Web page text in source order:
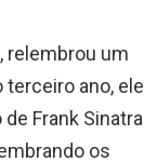
relembrou um
ano, ele
Frank Sinatra
os